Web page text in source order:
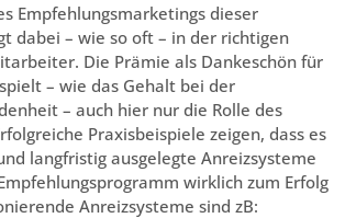
Empfehlungsmarketings dieser
dabei – wie so oft – in der richtigen
Die Prämie als Dankeschön für
– wie das Gehalt bei der
– auch hier nur die Rolle des
Praxisbeispiele zeigen, dass es
langfristig ausgelegte Anreizsysteme
wirklich zum Erfolg
Anreizsysteme sind zB: